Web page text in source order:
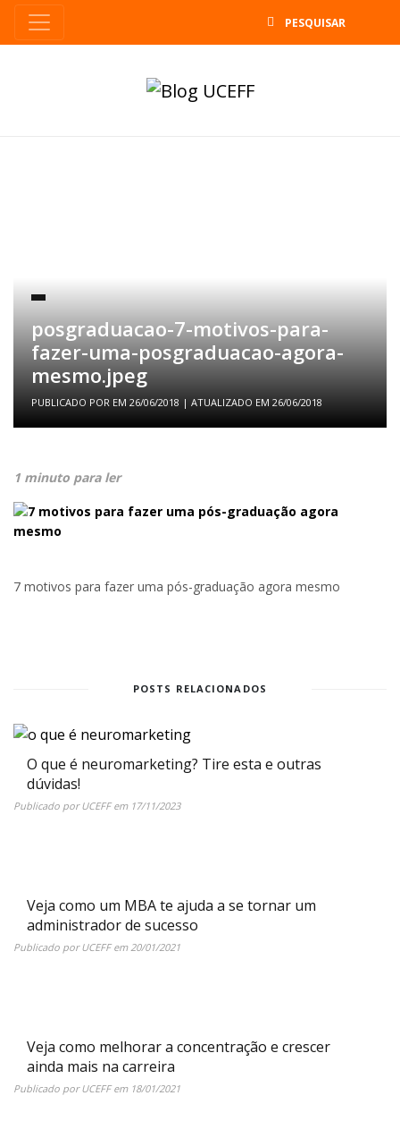
posgraduacao-7-motivos-para-
fazer-uma-posgraduacao-agora-
mesmo.jpeg
PUBLICADO POR EM 26/06/2018 | ATUALIZADO EM 26/06/2018
1 minuto para ler
7 motivos para fazer uma pós-graduação agora mesmo
POSTS RELACIONADOS
O que é neuromarketing? Tire esta e outras
dúvidas!
Publicado porUCEFFem 17/11/2023
Veja como um MBA te ajuda a se tornar um
administrador de sucesso
Publicado porUCEFFem20/01/2021
Veja como melhorar a concentração e crescer
ainda mais na carreira
Publicado porUCEFFem 18/01/2021